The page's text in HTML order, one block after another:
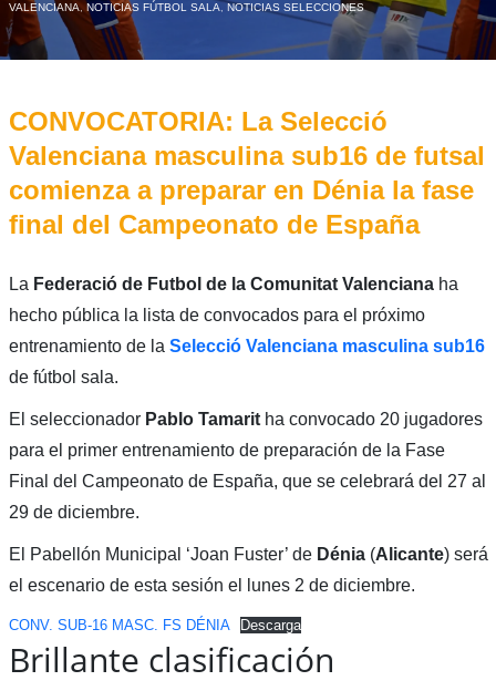
VALENCIANA, NOTICIAS FÚTBOL SALA, NOTICIAS SELECCIONES
CONVOCATORIA: La Selecció
Valenciana masculina sub16 de futsal
comienza a preparar en Dénia la fase
final del Campeonato de España
La Federació de Futbol de la Comunitat Valencianaha
hecho pública la lista de convocados para el próximo
entrenamiento de la Selecció Valenciana masculina sub16
de fútbol sala.
El seleccionadorPablo Tamaritha convocado 20 jugadores
para el primer entrenamiento de preparación de la Fase
Final del Campeonato de España, que se celebrará del 27 al
29 de diciembre.
El Pabellón Municipal ‘Joan Fuster’ de Dénia(Alicante) será
el escenario de esta sesión el lunes 2 de diciembre.
CONV. SUB-16 MASC. FS DÉNIA Descarga
Brillante clasificación